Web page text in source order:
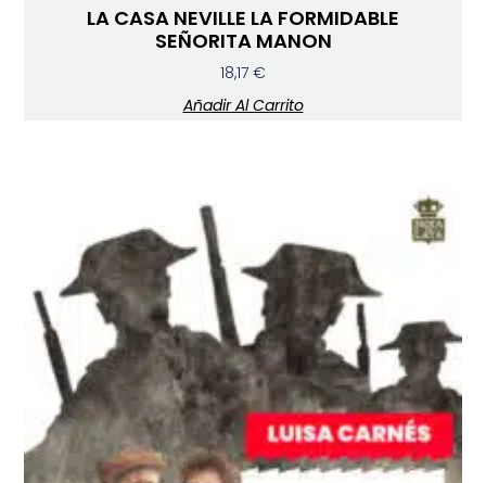
LA CASA NEVILLE LA FORMIDABLE
SEÑORITA MANON
18,17 €
Añadir Al Carrito